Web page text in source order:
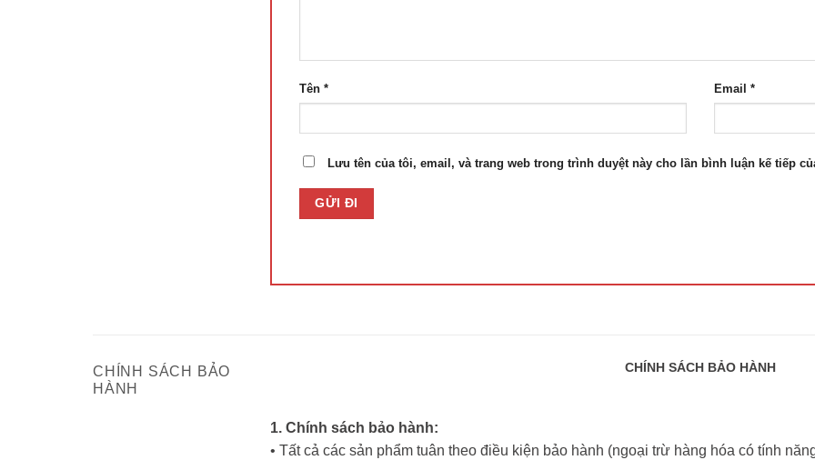
Tên * Email *
Lưu tên của tôi, email, và trang web trong trình duyệt này cho lần bình luận kế tiếp
CHÍNH SÁCH BẢO
HÀNH
CHÍNH SÁCH BẢO HÀNH
1. Chính sách bảo hành:
• Tất cả các sản phẩm tuân theo điều kiện bảo hành (ngoại trừ hàng hóa có tính